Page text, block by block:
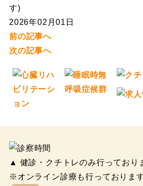
す)
2026年02月01日
前の記事へ
次の記事へ
▲ 健診・クチトレのみ行っており
※オンライン診療も行っております